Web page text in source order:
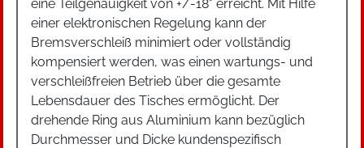
eine Teilgenauigkeit von +/-18" erreicht. Mit Hilfe
einer elektronischen Regelung kann der
Bremsverschleiß minimiert oder vollständig
kompensiert werden, was einen wartungs- und
verschleißfreien Betrieb über die gesamte
Lebensdauer des Tisches ermöglicht. Der
drehende Ring aus Aluminium kann bezüglich
Durchmesser und Dicke kundenspezifisch